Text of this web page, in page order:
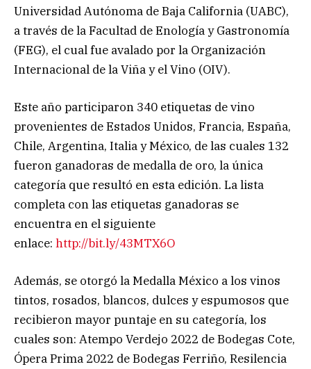
Universidad Autónoma de Baja California (UABC),
a través de la Facultad de Enología y Gastronomía
(FEG), el cual fue avalado por la Organización
Internacional de la Viña y el Vino (OIV).
Este año participaron 340 etiquetas de vino
provenientes de Estados Unidos, Francia, España,
Chile, Argentina, Italia y México, de las cuales 132
fueron ganadoras de medalla de oro, la única
categoría que resultó en esta edición. La lista
completa con las etiquetas ganadoras se
encuentra en el siguiente
enlace: http://bit.ly/43MTX6O
Además, se otorgó la Medalla México a los vinos
tintos, rosados, blancos, dulces y espumosos que
recibieron mayor puntaje en su categoría, los
cuales son: Atempo Verdejo 2022 de Bodegas Cote,
Ópera Prima 2022 de Bodegas Ferriño, Resilencia